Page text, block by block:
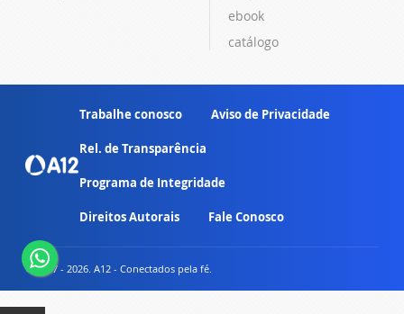
ebook
catálogo
Trabalhe conosco Aviso de Privacidade
Rel. de Transparência
Programa de Integridade
Direitos Autorais Fale Conosco
© 2007 - 2026. A12 - Conectados pela fé.